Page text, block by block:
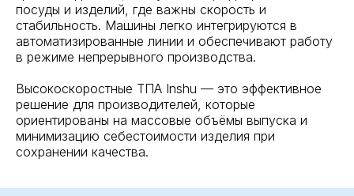
посуды и изделий, где важны скорость и
стабильность. Машины легко интегрируются в
автоматизированные линии и обеспечивают работу
в режиме непрерывного производства.
Высокоскоростные ТПА Inshu — это эффективное
решение для производителей, которые
ориентированы на массовые объёмы выпуска и
минимизацию себестоимости изделия при
сохранении качества.